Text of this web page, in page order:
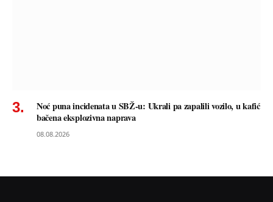
Noć puna incidenata u SBŽ-u: Ukrali pa zapalili vozilo, u kafić
bačena eksplozivna naprava
08.08.2026